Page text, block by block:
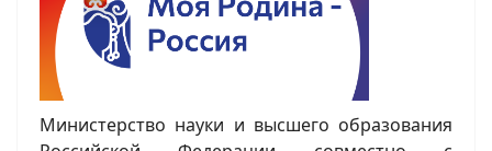
Министерство науки и высшего образования